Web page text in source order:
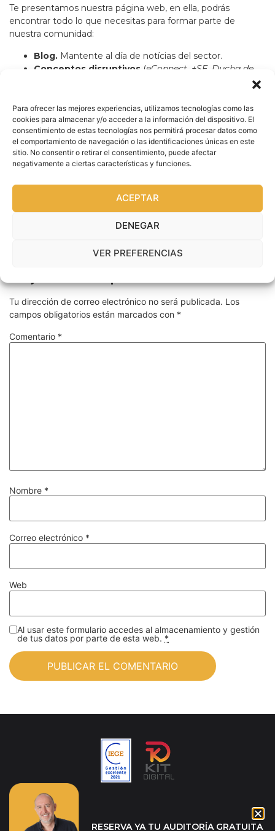
Para ofrecer las mejores experiencias, utilizamos tecnologías como las
cookies para almacenar y/o acceder a la información del dispositivo. El
consentimiento de estas tecnologías nos permitirá procesar datos como
el comportamiento de navegación o las identificaciones únicas en este
sitio. No consentir o retirar el consentimiento, puede afectar
negativamente a ciertas características y funciones.
ACEPTAR
DENEGAR
VER PREFERENCIAS
Te presentamos nuestra página web, en ella, podrás
encontrar todo lo que necesitas para formar parte de
nuestra comunidad:
Blog. Mantente al día de notícias del sector.
Conceptos disruptivos (eConnect, +SE, Ducha de
Libros. ¿Quieres saber más? Amplia tus
conocimientos adquiriendo un ejemplar de uno de
nuestros libros especializados.
Comunidad . Dedica 15 minutos semanales a
escuchar nuestro podcast con reflexiones, entrevistas
y noticias de la mano de expertos del ecosistema.
Una vez presentado nuestro pequeño universo solo nos
queda darte las gracias por visitarnos e invitarte a suscribirte
a nuestra newsletter para no perder detalle.
Tu dirección de correo electrónico no será publicada. Los
campos obligatorios están marcados con *
Comentario *
Nombre *
Correo electrónico *
Web
Al usar este formulario accedes al almacenamiento y gestión
de tus datos por parte de esta web. *
RESERVA YA TU AUDITORÍA GRATUITA